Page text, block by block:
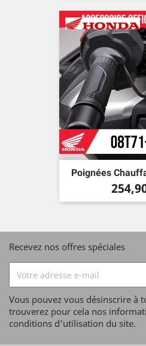
Poignées
Prix
Recevez nos offres spéciales
Vous pouvez vous désinscrire à
trouverez pour cela nos
conditions d'utilisation du site.